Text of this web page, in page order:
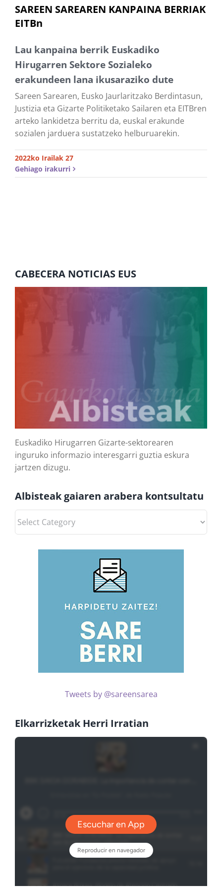
SAREEN SAREAREN KANPAINA BERRIAK
EITBn
Lau kanpaina berrik Euskadiko
Hirugarren Sektore Sozialeko
erakundeen lana ikusaraziko dute
Sareen Sarearen, Eusko Jaurlaritzako Berdintasun,
Justizia eta Gizarte Politiketako Sailaren eta EITBren
arteko lankidetza berritu da, euskal erakunde
sozialen jarduera sustatzeko helburuarekin.
2022ko Irailak 27
Gehiago irakurri
CABECERA NOTICIAS EUS
Euskadiko Hirugarren Gizarte-sektorearen
inguruko informazio interesgarri guztia eskura
jartzen dizugu.
Albisteak gaiaren arabera kontsultatu
gaiaren
kontsultatu
Tweets by @sareensarea
Elkarrizketak Herri Irratian